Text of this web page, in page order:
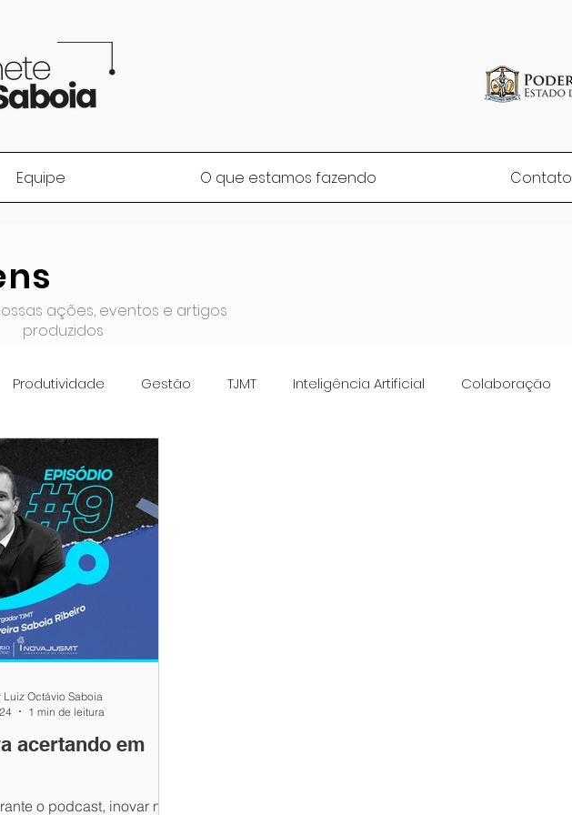
Equipe O que estamos fazendo Contato
ações, eventos e artigos
produzidos
Produtividade Gestão TJMT Inteligência Artificial Colaboração
acertando em
o podcast, inovar no
Octávio Saboia
1 min de leitura